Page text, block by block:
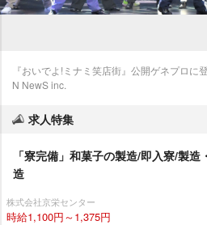
『おいでよ!ミナミ笑店街』公開ゲネプロに
N NewS inc.
求人特集
「寮完備」和菓子の製造/即入寮/製
造
株式会社京栄センター
時給1,100円～1,375円